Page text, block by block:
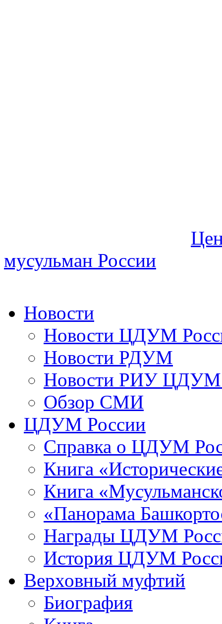
мусульман России
Новости
Новости ЦДУМ
Новости РДУМ
Новости РИУ ЦДУМ
Обзор СМИ
ЦДУМ России
Справка о ЦДУМ
Книга
Книга
«Панорама
Награды ЦДУМ
История ЦДУМ
Верховный муфтий
Биография